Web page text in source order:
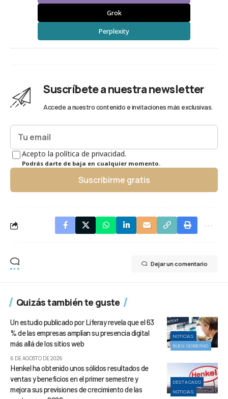
Grok
Perplexity
Suscríbete a nuestra newsletter
Accede a nuestro contenido e invitaciones más exclusivas.
Acepto la política de privacidad.
Podrás darte de baja en cualquier momento.
Suscribirme gratis
Dejar un comentario
Quizás también te guste
NOTICIAS
BUEN GOBIERNO
Un estudio publicado por Liferay revela que el 63
% de las empresas amplían su presencia digital
más allá de los sitios web
6 DE AGOSTO DE 2026
DESTACADO
NOTICIAS
Henkel ha obtenido unos sólidos resultados de
ventas y beneficios en el primer semestre y
mejora sus previsiones de crecimiento de las